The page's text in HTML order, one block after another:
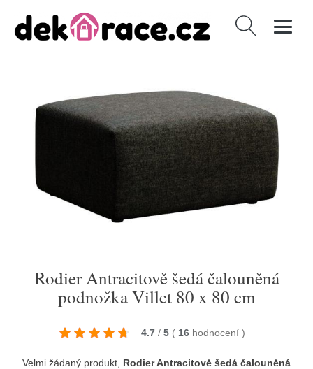
Vyhledávání
Rodier Antracitově šedá čalouněná
podnožka Villet 80 x 80 cm
4.7 / 5 ( 16 hodnocení )
Velmi žádaný produkt, Rodier Antracitově šedá čalouněná